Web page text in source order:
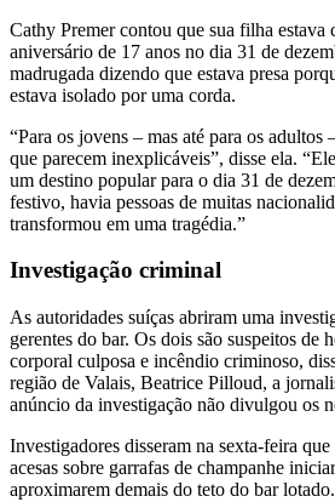
Cathy Premer contou que sua filha estava
aniversário de 17 anos no dia 31 de
madrugada dizendo que estava presa
estava isolado por uma corda.
“Para os jovens – mas até para os adultos
que parecem inexplicáveis”, disse ela.
um destino popular para o dia 31 de
festivo, havia pessoas de muitas
transformou em uma tragédia.”
Investigação criminal
As autoridades suíças abriram uma
gerentes do bar. Os dois são suspeitos de
corporal culposa e incêndio criminoso,
região de Valais, Beatrice Pilloud, a
anúncio da investigação não divulgou os
Investigadores disseram na sexta-feira
acesas sobre garrafas de champanhe
aproximarem demais do teto do bar lotado.